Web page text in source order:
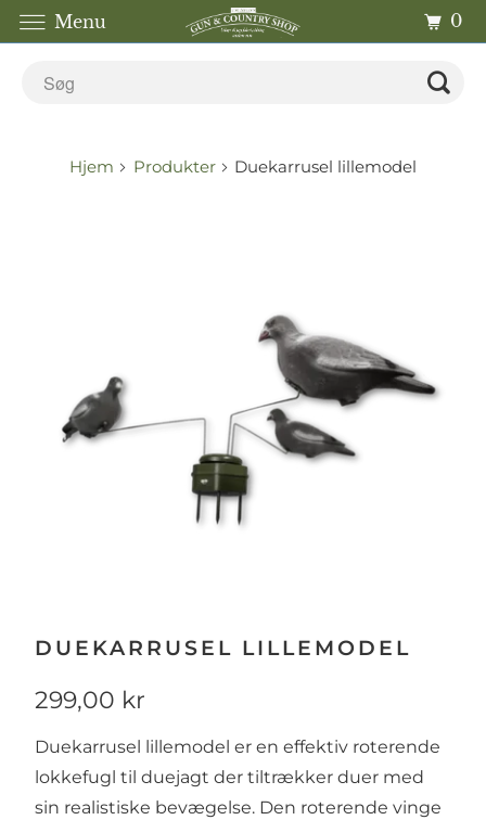
Hjem Produkter Duekarrusel lillemodel
DUEKARRUSEL LILLEMODEL
299,00 kr
Duekarrusel lillemodel er en effektiv roterende
lokkefugl til duejagt der tiltrækker duer med
sin realistiske bevægelse. Den roterende vinge
Menu 0